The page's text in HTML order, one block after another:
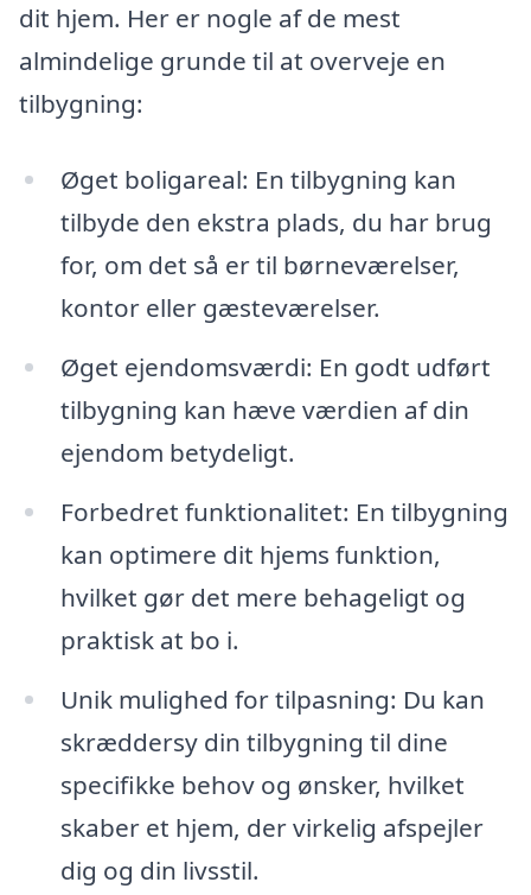
dit hjem. Her er nogle af de mest
almindelige grunde til at overveje en
tilbygning:
Øget boligareal: En tilbygning kan
tilbyde den ekstra plads, du har brug
for, om det så er til børneværelser,
kontor eller gæsteværelser.
Øget ejendomsværdi: En godt udført
tilbygning kan hæve værdien af din
ejendom betydeligt.
Forbedret funktionalitet: En tilbygning
kan optimere dit hjems funktion,
hvilket gør det mere behageligt og
praktisk at bo i.
Unik mulighed for tilpasning: Du kan
skræddersy din tilbygning til dine
specifikke behov og ønsker, hvilket
skaber et hjem, der virkelig afspejler
dig og din livsstil.